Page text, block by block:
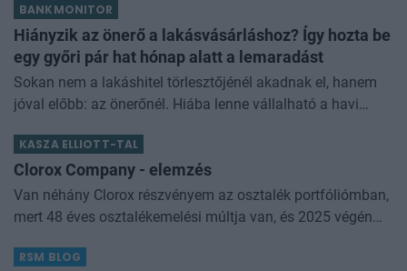
némi kellemetlenséggel is járnak. Az
BANKMONITOR
Hiányzik az önerő a lakásvásárláshoz? Így hozta be
egy győri pár hat hónap alatt a lemaradást
Sokan nem a lakáshitel törlesztőjénél akadnak el, hanem
jóval előbb: az önerőnél. Hiába lenne vállalható a havi
kell rakni. Z
KASZA ELLIOTT-TAL
Clorox Company - elemzés
Van néhány Clorox részvényem az osztalék portfóliómban,
mert 48 éves osztalékemelési múltja van, és 2025 végén
dividend king-et. Azt
RSM BLOG